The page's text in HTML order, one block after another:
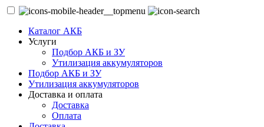
Каталог АКБ
Услуги
Подбор АКБ и ЗУ
Утилизация аккумуляторов
Подбор АКБ и ЗУ
Утилизация аккумуляторов
Доставка и оплата
Доставка
Оплата